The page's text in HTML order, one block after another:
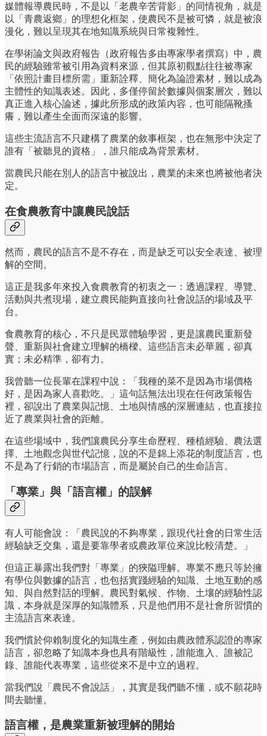
媒體報導農民時，不是以「老農辛苦背影」的同情視角，就是
以「青農返鄉」的理想化框架，使農民不是被可憐，就是被浪
漫化，難以呈現其在地知識系統與日常複雜性。
在學術論文與政府報告（政府報告多由專家學者撰寫）中，農
民的經驗雖常被引用為資料來源，但其原初觀點往往被專家
「依照計畫目標所需」重新詮釋、簡化為論證素材，難以成為
主體性的知識表述。因此，多僅停留於數據與個案層次，難以
真正進入核心論述，據此所形成的政策內容，也可能隔靴搔
癢，難以產生全面而深遠的影響。
這些主流語言不只建構了農業的敘事框架，也在無形中決定了
誰有「被聽見的資格」，誰只能成為背景素材。
當農民只能在別人的語言中被說出，農業的未來也將被他者決
定。
在食農教育中讓農民說話
然而，農民的語言不是不存在，而是缺乏可以安全表達、被理
解的空間。
這正是我多年來投入食農教育的初衷之一：透過課程、導覽、
活動與共煮現場，建立農民能夠直接向社會說話的場域及平
台。
食農教育的核心，不只是民眾體驗學習，更是讓農民重新發
聲、重新與社會建立理解的橋樑。這些語言未必華麗，卻真
實；未必精準，卻有力。
我曾聽一位長輩在課程中說：「我種的菜不是因為市場價格
好，是因為家人喜歡吃。」這句話無法出現在任何政策報告
裡，卻說出了農業與記憶、土地與情感的深層連結，也直接拉
近了農業與社會的距離。
在這些場域中，我們讓農民分享生命歷程、種植經驗、農法選
擇、土地觀念與世代記憶，說的不是錦上添花的制度語言，也
不是為了行銷的市場語言，而是屬於自己的生命語言。
「專業」與「語言權」的誤解
有人可能會說：「農民說的不夠專業，跟現代社會的日常生活
經驗缺乏交集，還是要靠學者或農政單位來說比較清楚。」
但這正暴露出我們對「專業」的狹隘理解。專業不應只等於擁
有學位與數據的語言，也包括實踐經驗的知識、土地互動的感
知、與自然對話的理解。農民對氣候、作物、土壤的經驗性認
識，本身就是深厚的知識體系，只是他們用不是社會所習慣的
主流語言來表達。
我們慣於仰賴制度化的知識生產，例如由農政體系認證的專家
語言，卻忽略了知識本身也具有階級性，誰能進入、誰被記
錄、誰能代表專業，這些從來不是中立的過程。
當我們說「農民不會說話」，其實是我們聽不懂，或不願花時
間去聽懂。
語言權，是農業重新被理解的開始